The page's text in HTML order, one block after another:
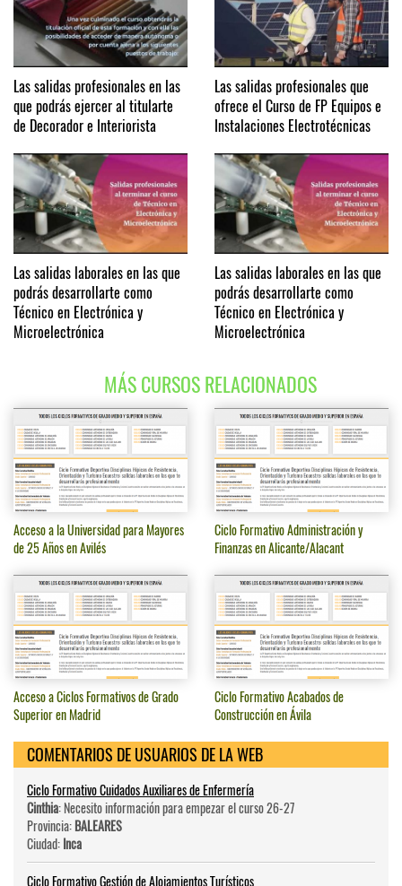
Las salidas profesionales en las
que podrás ejercer al titularte
de Decorador e Interiorista
Las salidas profesionales que
ofrece el Curso de FP Equipos e
Instalaciones Electrotécnicas
Las salidas laborales en las que
podrás desarrollarte como
Técnico en Electrónica y
Microelectrónica
Las salidas laborales en las que
podrás desarrollarte como
Técnico en Electrónica y
Microelectrónica
MÁS CURSOS RELACIONADOS
Acceso a la Universidad para Mayores
de 25 Años en Avilés
Ciclo Formativo Administración y
Finanzas en Alicante/Alacant
Acceso a Ciclos Formativos de Grado
Superior en Madrid
Ciclo Formativo Acabados de
Construcción en Ávila
COMENTARIOS DE USUARIOS DE LA WEB
Ciclo Formativo Cuidados Auxiliares de Enfermería
Cinthia: Necesito información para empezar el curso 26-27
Provincia:BALEARES
Ciudad:Inca
Ciclo Formativo Gestión de Alojamientos Turísticos